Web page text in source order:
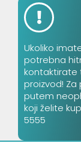
Ukoliko
potrebna
kontaktirate
proizvod!
putem
koji želite
5555